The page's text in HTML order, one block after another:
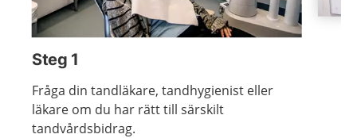
Steg 1
Fråga din tandläkare, tandhygienist eller
läkare om du har rätt till särskilt
tandvårdsbidrag.